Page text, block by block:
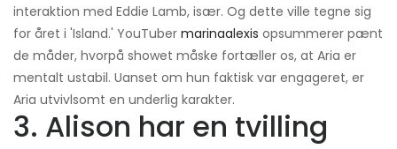
interaktion med Eddie Lamb, især. Og dette ville tegne sig
for året i 'Island.' YouTuber marinaalexis opsummerer pænt
de måder, hvorpå showet måske fortæller os, at Aria er
mentalt ustabil. Uanset om hun faktisk var engageret, er
Aria utvivlsomt en underlig karakter.
3. Alison har en tvilling